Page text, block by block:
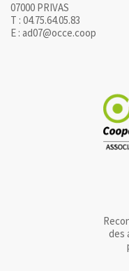
07000 PRIVAS
T : 04.75.64.05.83
E : ad07@occe.coop
des